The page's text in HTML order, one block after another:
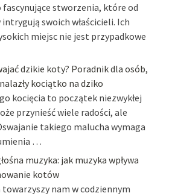
stworzenia, które od
swoich właścicieli. Ich
miejsc nie jest przypadkowe
dzikie koty? Poradnik dla osób,
kociątko na dziko
kocięcia to początek niezwykłej
przynieść wiele radości, ale
takiego malucha wymaga
…
muzyka: jak muzyka wpływa
kotów
towarzyszy nam w codziennym